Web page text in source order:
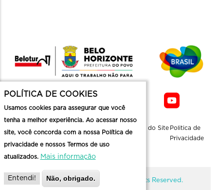
Mapa do Site Politica de
Privacidade
@ Copyright Belotur 2026. All Rights Reserved.
POLÍTICA DE COOKIES
Usamos cookies para assegurar que você
tenha a melhor experiência. Ao acessar nosso
site, você concorda com a nossa Política de
privacidade e nossos Termos de uso
atualizados. Mais informação
Entendi! Não, obrigado.